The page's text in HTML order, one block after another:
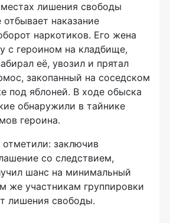
лишения свободы
отбывает наказание
наркотиков. Его жена
с героином на кладбище,
её, увозил и прятал
закопанный на соседском
под яблоней. В ходе обыска
обнаружили в тайнике
героина.
отметили: заключив
со следствием,
шанс на минимальный
же участникам группировки
лишения свободы.